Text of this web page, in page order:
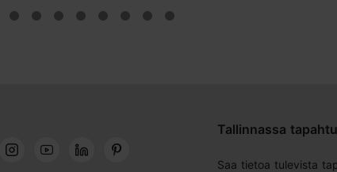
Tallinnassa
Saa tietoa tulevista